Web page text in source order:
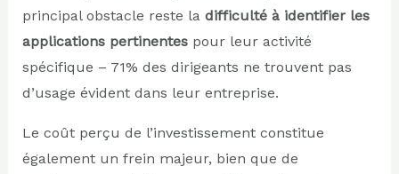
principal obstacle reste la difficulté à identifier les
applications pertinentespour leur activité
spécifique – 71% des dirigeants ne trouvent pas
d’usage évident dans leur entreprise.
Le coût perçu de l’investissement constitue
également un frein majeur, bien que de